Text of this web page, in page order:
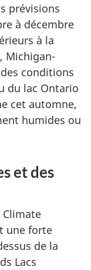
prévisions
à décembre
à la
Michigan-
conditions
du lac Ontario
cet automne,
humides ou
et des
Climate
une forte
de la
Lacs